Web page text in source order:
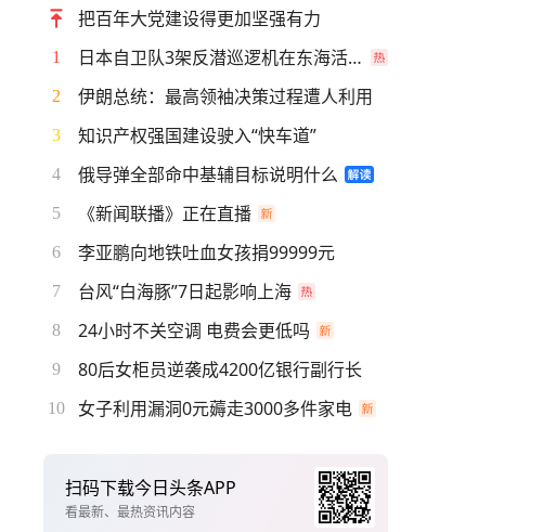
把百年大党建设得更加坚强有力
1 日本自卫队3架反潜巡逻机在东海活动
2 伊朗总统：最高领袖决策过程遭人利用
3 知识产权强国建设驶入“快车道”
4 俄导弹全部命中基辅目标说明什么
5 《新闻联播》正在直播
6 李亚鹏向地铁吐血女孩捐99999元
7 台风“白海豚”7日起影响上海
8 24小时不关空调 电费会更低吗
9 80后女柜员逆袭成4200亿银行副行长
10 女子利用漏洞0元薅走3000多件家电
扫码下载今日头条APP
看最新、最热资讯内容